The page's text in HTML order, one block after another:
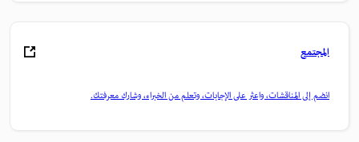
المجتمع
انضم إلى المناقشات، واعثر على الإجابات، وتعلم من الخبراء، وشارك معرفتك.